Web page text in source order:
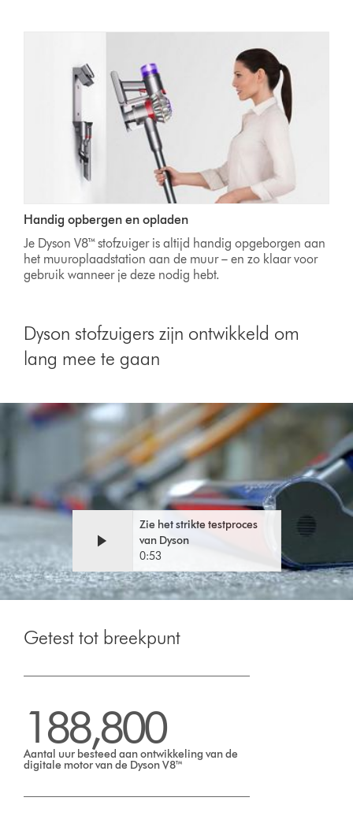
Handig opbergen en opladen
Je Dyson V8™ stofzuiger is altijd handig opgeborgen aan
het muuroplaadstation aan de muur – en zo klaar voor
gebruik wanneer je deze nodig hebt.
Dyson stofzuigers zijn ontwikkeld om
lang mee te gaan
Videotranscript
openen
Zie het strikte testproces
van Dyson
0:53
Getest tot breekpunt
188,800
Aantal uur besteed aan ontwikkeling van de
digitale motor van de Dyson V8™